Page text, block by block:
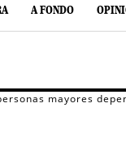
A FONDO
mayores